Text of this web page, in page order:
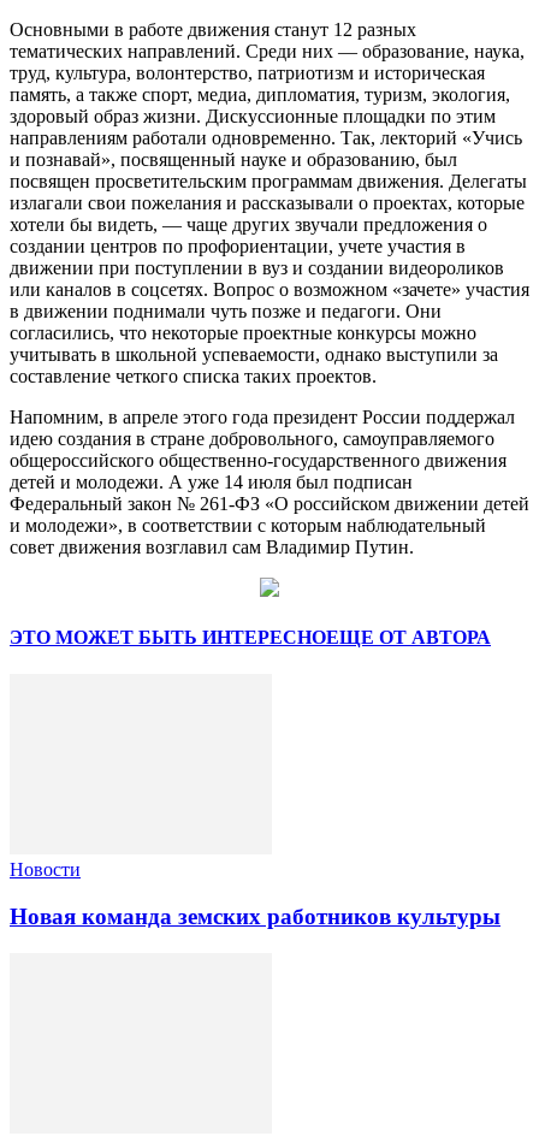
Основными в работе движения станут 12 разных
тематических направлений. Среди них — образование, наука,
труд, культура, волонтерство, патриотизм и историческая
память, а также спорт, медиа, дипломатия, туризм, экология,
здоровый образ жизни. Дискуссионные площадки по этим
направлениям работали одновременно. Так, лекторий «Учись
и познавай», посвященный науке и образованию, был
посвящен просветительским программам движения. Делегаты
излагали свои пожелания и рассказывали о проектах, которые
хотели бы видеть, — чаще других звучали предложения о
создании центров по профориентации, учете участия в
движении при поступлении в вуз и создании видеороликов
или каналов в соцсетях. Вопрос о возможном «зачете» участия
в движении поднимали чуть позже и педагоги. Они
согласились, что некоторые проектные конкурсы можно
учитывать в школьной успеваемости, однако выступили за
составление четкого списка таких проектов.
Напомним, в апреле этого года президент России поддержал
идею создания в стране добровольного, самоуправляемого
общероссийского общественно-государственного движения
детей и молодежи. А уже 14 июля был подписан
Федеральный закон № 261-ФЗ «О российском движении детей
и молодежи», в соответствии с которым наблюдательный
совет движения возглавил сам Владимир Путин.
ЭТО МОЖЕТ БЫТЬ ИНТЕРЕСНОЕЩЕ ОТ АВТОРА
Новости
Новая команда земских работников культуры